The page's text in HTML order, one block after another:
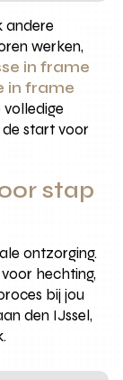
andere
werken,
in frame
in frame
volledige
de start voor
stap
ontzorging.
hechting,
bij jou
den IJssel,